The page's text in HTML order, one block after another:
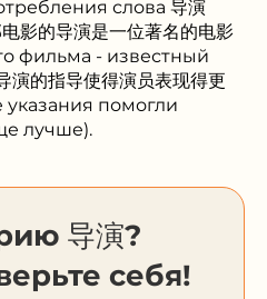
слова 导演
的导演是一位著名的电影
фильма - известный
的指导使得演员表现得更
указания помогли
лучше).
导演?
себя!